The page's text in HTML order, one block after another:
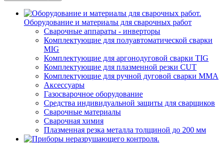
Оборудование и материалы для сварочных работ
Сварочные аппараты - инверторы
Комплектующие для полуавтоматической сварки
MIG
Комплектующие для аргонодуговой сварки TIG
Комплектующие для плазменной резки CUT
Комплектующие для ручной дуговой сварки MMA
Аксессуары
Газосварочное оборудование
Средства индивидуальной защиты для сварщиков
Сварочные материалы
Сварочная химия
Плазменная резка металла толщиной до 200 мм